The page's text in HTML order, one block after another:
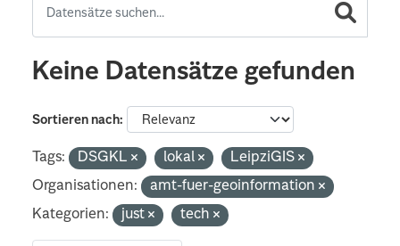
Keine Datensätze gefunden
Sortieren nach
Tags: DSGKL lokal
LeipziGIS
Organisationen:
amt-fuer-geoinformation
Kategorien:
just tech